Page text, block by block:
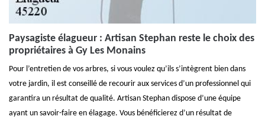
Paysagiste élagueur : Artisan Stephan reste le choix des
propriétaires à Gy Les Monains
Pour l’entretien de vos arbres, si vous voulez qu’ils s’intègrent bien dans
votre jardin, il est conseillé de recourir aux services d’un professionnel qui
garantira un résultat de qualité. Artisan Stephan dispose d’une équipe
ayant un savoir-faire en élagage. Vous bénéficierez d’un résultat de